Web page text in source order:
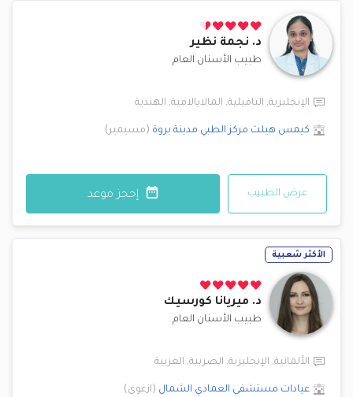
د. نجمة نظير
طبيب الأسنان العام
الإنجليزية, التاميلية, المالايالامية, الهندية
كيمس هيلث مركز الطبي مدينة بروة (مسيمير)
عرض الطبيب إحجز موعد
الأكثر شعبية
د. ميريانا كورسيك
طبيب الأسنان العام
الألمانية, الإنجليزية, الصربية, العربية
عيادات مستشفى العمادي الشمال (ازغوى)